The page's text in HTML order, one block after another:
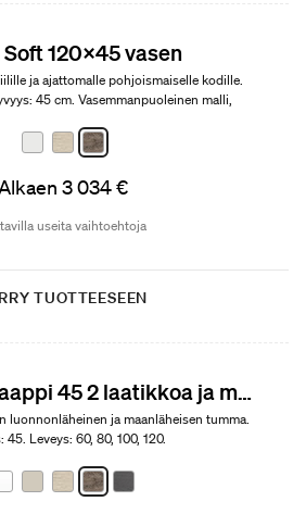
Soft 120x45 vasen
ja ajattomalle pohjoismaiselle kodille.
45 cm. Vasemmanpuoleinen malli,
3 034 €
useita vaihtoehtoja
TUOTTEESEEN
Poem -allaskaappi 45 2 laatikkoa ja malja-allas
luonnonläheinen ja maanläheisen tumma.
45. Leveys: 60, 80, 100, 120.